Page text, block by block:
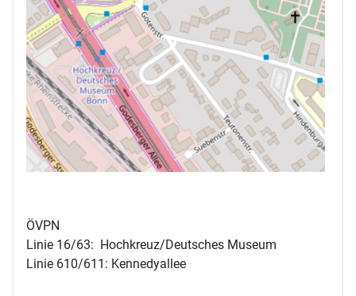
ÖVPN
Linie 16/63: Hochkreuz/Deutsches Museum
Linie 610/611: Kennedyallee